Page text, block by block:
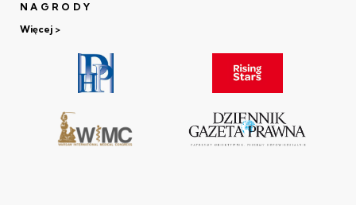
NAGRODY
Więcej